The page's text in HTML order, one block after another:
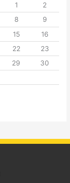
1
2
8
9
15
16
22
23
29
30